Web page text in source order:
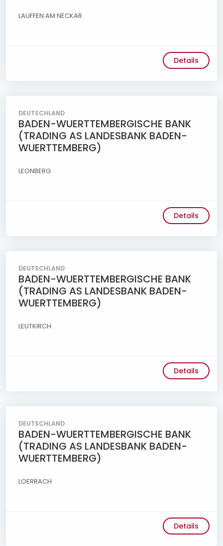
LAUFFEN AM NECKAR
Details
DEUTSCHLAND
BADEN-WUERTTEMBERGISCHE BANK
(TRADING AS LANDESBANK BADEN-
WUERTTEMBERG)
LEONBERG
Details
DEUTSCHLAND
BADEN-WUERTTEMBERGISCHE BANK
(TRADING AS LANDESBANK BADEN-
WUERTTEMBERG)
LEUTKIRCH
Details
DEUTSCHLAND
BADEN-WUERTTEMBERGISCHE BANK
(TRADING AS LANDESBANK BADEN-
WUERTTEMBERG)
LOERRACH
Details